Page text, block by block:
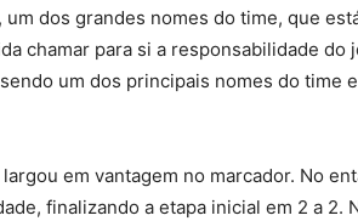
dos grandes nomes do time, que
chamar para si a responsabilidade do
um dos principais nomes do time
em vantagem no marcador. No
finalizando a etapa inicial em 2 a 2.